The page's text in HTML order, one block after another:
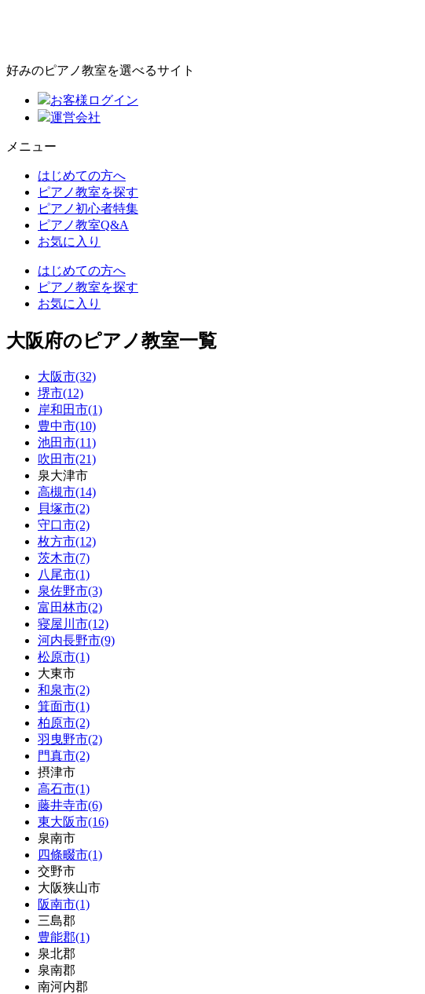
好みのピアノ教室を選べるサイト
お客様ログイン
運営会社
メニュー
はじめての方へ
ピアノ教室を探す
ピアノ初心者特集
ピアノ教室Q&A
お気に入り
はじめての方へ
ピアノ教室を探す
お気に入り
大阪府のピアノ教室一覧
大阪市(32)
堺市(12)
岸和田市(1)
豊中市(10)
池田市(11)
吹田市(21)
泉大津市
高槻市(14)
貝塚市(2)
守口市(2)
枚方市(12)
茨木市(7)
八尾市(1)
泉佐野市(3)
富田林市(2)
寝屋川市(12)
河内長野市(9)
松原市(1)
大東市
和泉市(2)
箕面市(1)
柏原市(2)
羽曳野市(2)
門真市(2)
摂津市
高石市(1)
藤井寺市(6)
東大阪市(16)
泉南市
四條畷市(1)
交野市
大阪狭山市
阪南市(1)
三島郡
豊能郡(1)
泉北郡
泉南郡
南河内郡